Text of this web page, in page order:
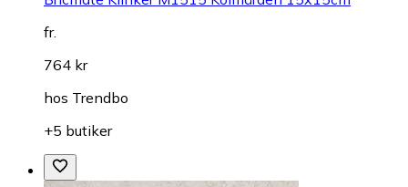
fr.
764 kr
hos Trendbo
+5 butiker